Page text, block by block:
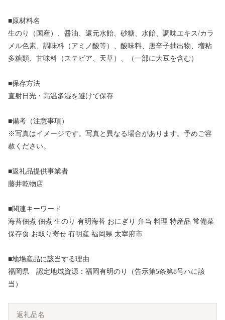
■原材料名
生のり（国産）、醤油、還元水飴、砂糖、水飴、調味エキス/カラ
メル色素、調味料（アミノ酸等）、酸味料、唐辛子抽出物、増粘
多糖類、甘味料（ステビア、天草）、（一部に大豆を含む）
■保存方法
直射日光・高温多湿を避けて保存
■備考（注意事項）
※写真はイメージです。写真と異なる場合があります。予めご容
赦ください。
■返礼品提供事業者
藤井乾物店
■関連キーワード
海苔佃煮 佃煮 生のり 有明海苔 おにぎり 弁当 料理 特産品 常備菜
保存食 お取り寄せ 有明産 福岡県 太宰府市
■地場産品に該当する理由
福岡県 認定地域資源：福岡有明のり（告示第5条第8号ハに該
当）
返礼品名